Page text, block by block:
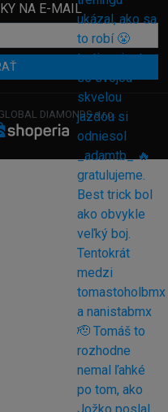
NA E-MAIL
DIAMONDS s.r.o.